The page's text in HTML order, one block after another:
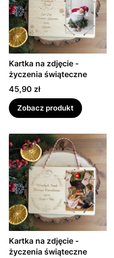
Kartka na zdjęcie -
życzenia świąteczne
Cena
45,90 zł
Zobacz produkt
Kartka na zdjęcie -
życzenia świąteczne